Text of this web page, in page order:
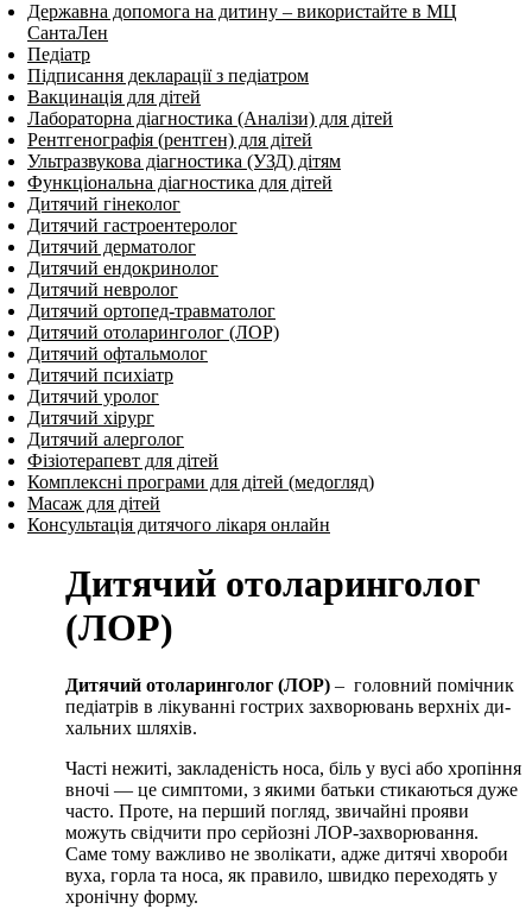
Державна допомога на дитину – використайте в МЦ
СантаЛен
Педіатр
Підписання декларації з педіатром
Вакцинація для дітей
Лабораторна діагностика (Аналізи) для дітей
Рентгенографія (рентген) для дітей
Ультразвукова діагностика (УЗД) дітям
Функціональна діагностика для дітей
Дитячий гінеколог
Дитячий гастроентеролог
Дитячий дерматолог
Дитячий ендокринолог
Дитячий нев­ро­лог
Дитячий ортопед-травматолог
Дитячий отоларинголог (ЛОР)
Дитячий офтальмолог
Дитячий психіатр
Дитячий уролог
Дитячий хірург
Дитячий алерголог
Фізіотерапевт для дітей
Комплексні програми для дітей (медогляд)
Масаж для дітей
Консультація дитячого лікаря онлайн
Дитячий отоларинголог
(ЛОР)
Дитячий отоларинголог (ЛОР) – го­лов­ний помічник
педіатрів в ліку­ванні го­стрих за­хво­рю­вань верхніх ди­
халь­них шляхів.
Часті нежиті, закладеність носа, біль у вусі або хропіння
вночі — це симптоми, з якими батьки стикаються дуже
часто. Проте, на перший погляд, звичайні прояви
можуть свідчити про серйозні ЛОР-захворювання.
Саме тому важливо не зволікати, адже дитячі хвороби
вуха, горла та носа, як правило, швидко переходять у
хронічну форму.